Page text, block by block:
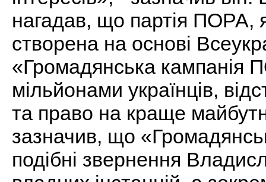
нагадав, що партія ПОРА,
створена на основі
«Громадянська
мільйонами українців,
та право на краще
зазначив, що
подібні звернення